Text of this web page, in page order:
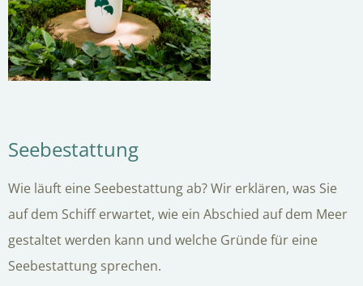
Seebestattung
Wie läuft eine Seebestattung ab? Wir erklären, was Sie
auf dem Schiff erwartet, wie ein Abschied auf dem Meer
gestaltet werden kann und welche Gründe für eine
Seebestattung sprechen.